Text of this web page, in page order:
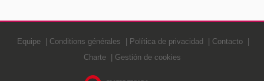
Equipe Conditions générales Política de privacidad
Contacto
Charte
Gestión de cookies